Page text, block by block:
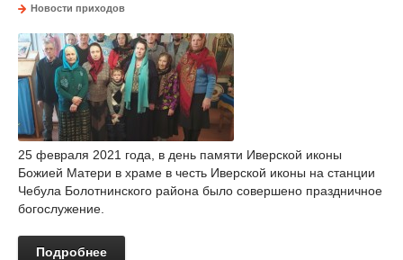
Новости приходов
25 февраля 2021 года, в день памяти Иверской иконы
Божией Матери в храме в честь Иверской иконы на станции
Чебула Болотнинского района было совершено праздничное
богослужение.
Подробнее